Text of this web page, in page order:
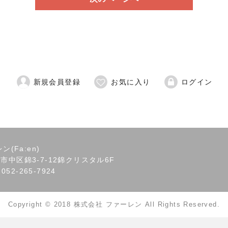
新規会員登録 お気に入り ログイン
ン(Fa:en)
中区錦3-7-12錦クリスタル6F
052-265-7924
Copyright © 2018 株式会社 ファーレン All Rights Reserved.